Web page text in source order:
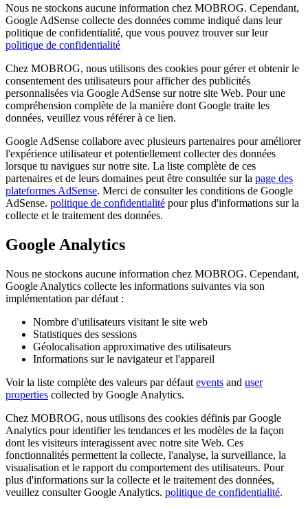
Nous ne stockons aucune information chez MOBROG. Cependant,
Google AdSense collecte des données comme indiqué dans leur
politique de confidentialité, que vous pouvez trouver sur leur
politique de confidentialité
Chez MOBROG, nous utilisons des cookies pour gérer et obtenir le
consentement des utilisateurs pour afficher des publicités
personnalisées via Google AdSense sur notre site Web. Pour une
compréhension complète de la manière dont Google traite les
données, veuillez vous référer à ce lien.
Google AdSense collabore avec plusieurs partenaires pour améliorer
l'expérience utilisateur et potentiellement collecter des données
lorsque tu navigues sur notre site. La liste complète de ces
partenaires et de leurs domaines peut être consultée sur la page des
plateformes AdSense. Merci de consulter les conditions de Google
AdSense. politique de confidentialité pour plus d'informations sur la
collecte et le traitement des données.
Google Analytics
Nous ne stockons aucune information chez MOBROG. Cependant,
Google Analytics collecte les informations suivantes via son
implémentation par défaut :
Nombre d'utilisateurs visitant le site web
Statistiques des sessions
Géolocalisation approximative des utilisateurs
Informations sur le navigateur et l'appareil
Voir la liste complète des valeurs par défaut events and user
properties collected by Google Analytics.
Chez MOBROG, nous utilisons des cookies définis par Google
Analytics pour identifier les tendances et les modèles de la façon
dont les visiteurs interagissent avec notre site Web. Ces
fonctionnalités permettent la collecte, l'analyse, la surveillance, la
visualisation et le rapport du comportement des utilisateurs. Pour
plus d'informations sur la collecte et le traitement des données,
veuillez consulter Google Analytics. politique de confidentialité.